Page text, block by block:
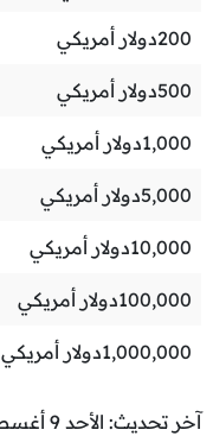
200دولار أمريكي
500دولار أمريكي
1,000دولار أمريكي
5,000دولار أمريكي
10,000دولار أمريكي
100,000دولار أمريكي
1,000,000دولار أمريكي
آخر تحديث: الأحد 9 أغسطس 2026